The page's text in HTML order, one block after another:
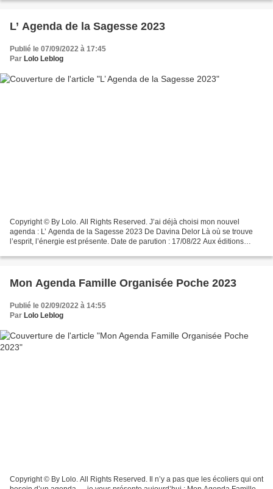
L’ Agenda de la Sagesse 2023
Publié le 07/09/2022 à 17:45
Par Lolo Leblog
Copyright © By Lolo. All Rights Reserved. J’ai déjà choisi mon nouvel
agenda : L’ Agenda de la Sagesse 2023 De Davina Delor Là où se trouve
l’esprit, l’énergie est présente. Date de parution : 17/08/22 Aux éditions
Mon Agenda Famille Organisée Poche 2023
Publié le 02/09/2022 à 14:55
Par Lolo Leblog
Copyright © By Lolo. All Rights Reserved. Il n’y a pas que les écoliers qui ont